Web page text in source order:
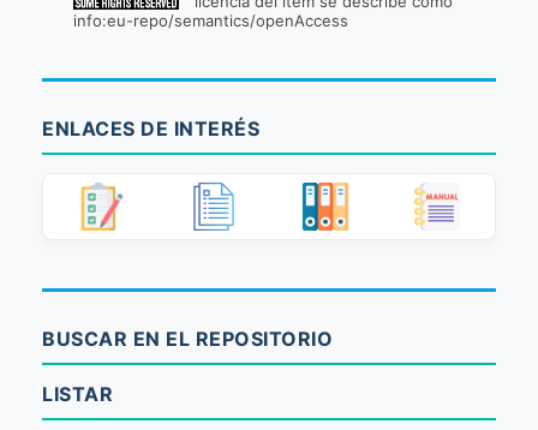
info:eu-repo/semantics/openAccess
ENLACES DE INTERÉS
BUSCAR EN EL REPOSITORIO
LISTAR